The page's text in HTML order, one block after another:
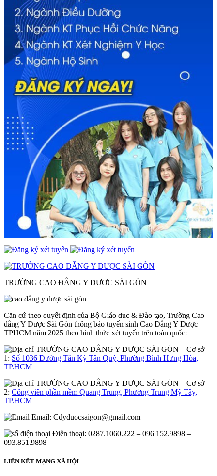
TRƯỜNG CAO ĐẲNG Y DƯỢC SÀI GÒN
Căn cứ theo quyết định của Bộ Giáo dục & Đào tạo, Trường Cao
đẳng Y Dược Sài Gòn thông báo tuyển sinh Cao Đẳng Y Dược
TPHCM năm 2025 theo hình thức xét tuyển trên toàn quốc:
– Cơ sở
1: Số 1036 Đường Tân Kỳ Tân Quý, Phường Bình Hưng Hòa,
TP.HCM
– Cơ sở
2: Công viên phần mềm Quang Trung, Phường Trung Mỹ Tây,
TP.HCM
Email: Cdyduocsaigon@gmail.com
Điện thoại: 0287.1060.222 – 096.152.9898 –
093.851.9898
LIÊN KẾT MẠNG XÃ HỘI